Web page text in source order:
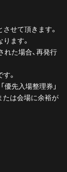
せて頂きます。
ます。
れた場合、再発行
。
優先入場整理券」
たは会場に余裕が